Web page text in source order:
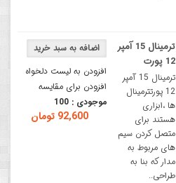
افزودن به لیست دلخواه
افزودن برای مقایسه
موجودی : 100
92,600 تومان
ترمینال 15 آمپر
12 پورت
ترمینال 15 آمپر
12 پورتترمینال
ها ،ابزاری
هستند برای
متصل کردن سیم
های مربوط به
مدار که بنا به
طراحی..